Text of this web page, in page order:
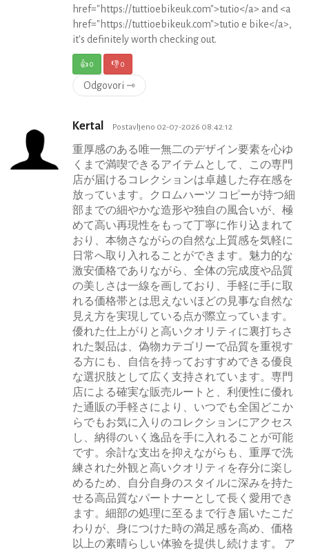
href="https://tuttioebikeuk.com">tutio</a> and <a
href="https://tuttioebikeuk.com">tutio e bike</a>,
it's definitely worth checking out.
👍0 👎0
Odgovori ⇾
Kertal Postavljeno 02-07-2026 08:42:12
重厚感のある唯一無二のデザイン要素を心ゆ
くまで満喫できるアイテムとして、この専門
店が届けるコレクションは卓越した存在感を
放っています。クロムハーツ コピーが持つ細
部までの細やかな造形や独自の風合いが、極
めて高い再現性をもって丁寧に作り込まれて
おり、本物さながらの自然な上質感を気軽に
日常へ取り入れることができます。魅力的な
激安価格でありながら、全体の完成度や品質
の美しさは一線を画しており、手軽に手に取
れる価格帯とは思えないほどの見事な自然な
見え方を実現している点が際立っています。
優れた仕上がりと高いクオリティに裏打ちさ
れた製品は、偽物カテゴリーで品質を重視す
る方にも、自信を持っておすすめできる優良
な選択肢として広く支持されています。専門
店による確実な販売ルートと、利便性に優れ
た通販の手軽さにより、いつでも全国どこか
らでもお気に入りのコレクションにアクセス
し、納得のいく逸品を手に入れることが可能
です。余計な支出を抑えながらも、重厚で洗
練された外観と高いクオリティを存分に楽し
めるため、自分自身のスタイルに深みを持た
せる高品質なパートナーとして長く愛用でき
ます。細部の処理に至るまで行き届いたこだ
わりが、身につけた時の満足感を高め、価格
以上の素晴らしい体验を提供し続けます。 ア